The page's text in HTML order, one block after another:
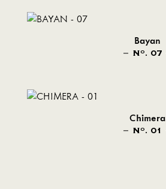
Bayan
NO . 07
Chimera
NO . 01